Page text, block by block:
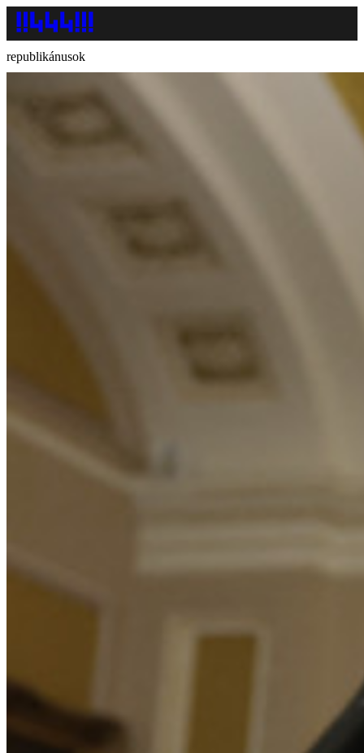
republikánusok